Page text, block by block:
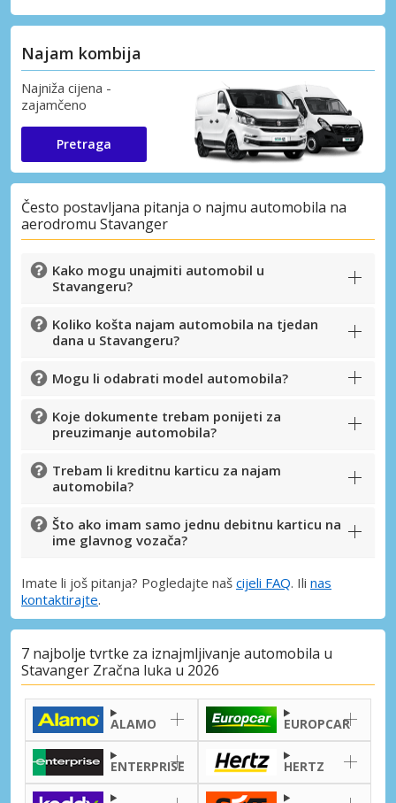
Najam kombija
Najniža cijena -
zajamčeno
Pretraga
Često postavljana pitanja o najmu automobila na
aerodromu Stavanger
Kako mogu unajmiti automobil u
Stavangeru?
Koliko košta najam automobila na tjedan
dana u Stavangeru?
Mogu li odabrati model automobila?
Koje dokumente trebam ponijeti za
preuzimanje automobila?
Trebam li kreditnu karticu za najam
automobila?
Što ako imam samo jednu debitnu karticu na
ime glavnog vozača?
Imate li još pitanja? Pogledajte naš cijeli FAQ. Ili nas
kontaktirajte.
7 najbolje tvrtke za iznajmljivanje automobila u
Stavanger Zračna luka u 2026
ALAMO EUROPCAR
ENTERPRISE HERTZ